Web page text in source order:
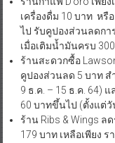
เครื่องดื่ม 10 บาท หรื
ไป รับคูปองส่วนลดกา
เมื่อเติมน้ำมันครบ
ร้านสะดวกซื้อ
คูปองส่วนลด 5 บาท
9 ธ.ค. – 15 ธ.ค. 64)
60 บาทขึ้นไป (ตั้งแต่วั
ร้าน Ribs & Wings
179 บาท เหลือเพียง